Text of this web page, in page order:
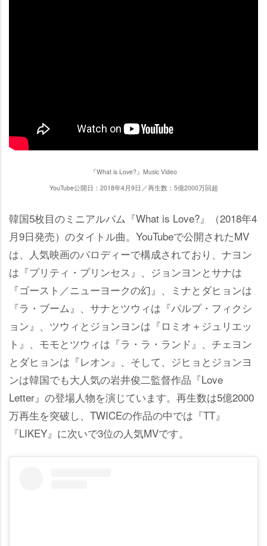
『What is Love?』Music Video
YouTube公開日：2018年4月9日／再生数：5億2000万回超
韓国5枚目のミニアルバム『What is Love?』（2018年4
月9日発売）のタイトル曲。YouTubeで公開されたMV
は、人気映画のパロディーで構成されており、ナヨン
は『プリティ・プリンセス』、ジョンヨンとサナは
『ゴースト／ニューヨークの幻』、ミナとダヒョンは
『ラ・ブーム』、サナとツウィは『パルプ・フィクシ
ョン』、ツウィとジョンヨンは『ロミオ＋ジュリエッ
ト』、モモとツウィは『ラ・ラ・ランド』、チェヨン
とダヒョンは『レオン』、そして、ジヒョとジョンヨ
ンは韓国でも大人気の岩井俊二監督作品『Love
Letter』の登場人物を演じています。再生数は5億2000
万再生を突破し、TWICEの作品の中では『TT』
『LIKEY』に次いで3位の人気MVです。